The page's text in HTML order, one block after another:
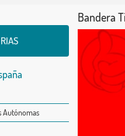
Autónomas
Bandera